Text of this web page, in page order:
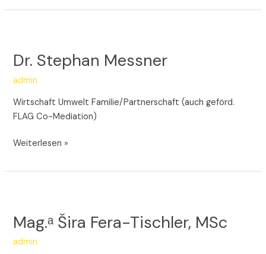
Dr. Stephan Messner
admin
Wirtschaft Umwelt Familie/Partnerschaft (auch geförd.
FLAG Co-Mediation)
Messner
Weiterlesen »
Mag.ᵃ Šira Fera-Tischler, MSc
admin
Fera-
Tischler,
MSc